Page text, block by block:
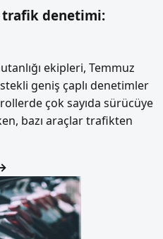
trafik denetimi:
ekipleri, Temmuz
geniş çaplı denetimler
çok sayıda sürücüye
bazı araçlar trafikten